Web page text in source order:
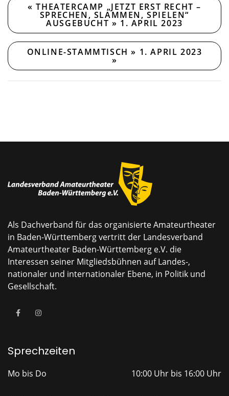
« THEATERCAMP „JETZT ERST RECHT –
SPRECHEN, SLAMMEN, SPIELEN“
AUSGEBUCHT » 1. APRIL 2023
ONLINE-STAMMTISCH » 1. APRIL 2023
»
Als Dachverband für das organisierte Amateurtheater
in Baden-Württemberg vertritt der Landesverband
Amateurtheater Baden-Württemberg e.V. die
Interessen seiner Mitgliedsbühnen auf Landes-,
nationaler und internationaler Ebene, in Politik und
Gesellschaft.
Sprechzeiten
Mo bis Do 10:00 Uhr bis 16:00 Uhr